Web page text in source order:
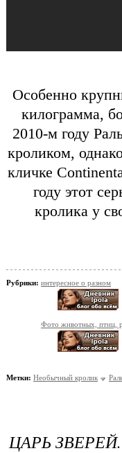
Особенно
килограмма,
2010-м году
кроликом,
кличке
году этот
кролика у
Рубрики: интересное о разном
Фото животных, птиц,
Метки: Необычный кролик
ЦАРЬ ЗВЕРЕЙ.